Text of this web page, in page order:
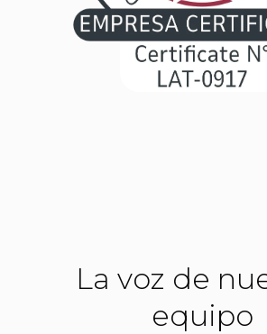
La voz de
equipo